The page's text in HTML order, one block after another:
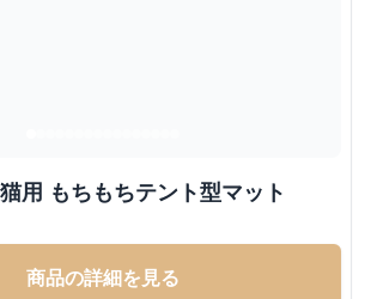
用 もちもちテント型マット
商品の詳細を見る